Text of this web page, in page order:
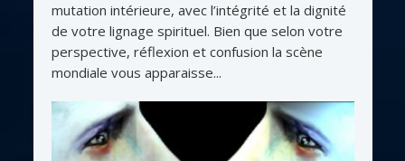
mutation intérieure, avec l’intégrité et la dignité
de votre lignage spirituel. Bien que selon votre
perspective, réflexion et confusion la scène
mondiale vous apparaisse...